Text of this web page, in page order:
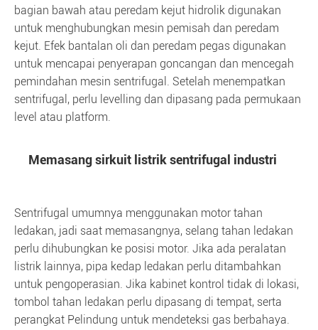
bagian bawah atau peredam kejut hidrolik digunakan
untuk menghubungkan mesin pemisah dan peredam
kejut. Efek bantalan oli dan peredam pegas digunakan
untuk mencapai penyerapan goncangan dan mencegah
pemindahan mesin sentrifugal. Setelah menempatkan
sentrifugal, perlu levelling dan dipasang pada permukaan
level atau platform.
Memasang sirkuit listrik sentrifugal industri
Sentrifugal umumnya menggunakan motor tahan
ledakan, jadi saat memasangnya, selang tahan ledakan
perlu dihubungkan ke posisi motor. Jika ada peralatan
listrik lainnya, pipa kedap ledakan perlu ditambahkan
untuk pengoperasian. Jika kabinet kontrol tidak di lokasi,
tombol tahan ledakan perlu dipasang di tempat, serta
perangkat Pelindung untuk mendeteksi gas berbahaya.